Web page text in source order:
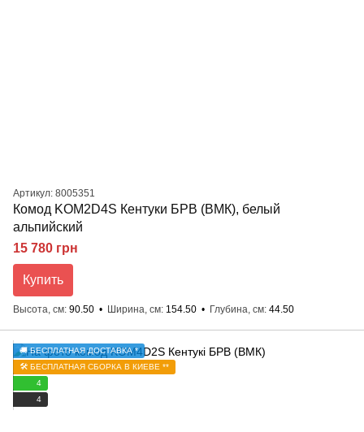
Артикул: 8005351
Комод KOM2D4S Кентуки БРВ (ВМК), белый
альпийский
15 780 грн
Купить
Высота, см 90.50 Ширина, см 154.50 Глубина, см 44.50
🚚 БЕСПЛАТНАЯ ДОСТАВКА *
🛠️ БЕСПЛАТНАЯ СБОРКА В КИЕВЕ **
4
4